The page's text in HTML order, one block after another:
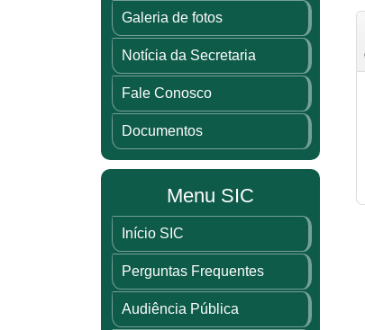
Galeria de fotos
Notícia da Secretaria
Fale Conosco
Documentos
Menu SIC
Início SIC
Perguntas Frequentes
Audiência Pública